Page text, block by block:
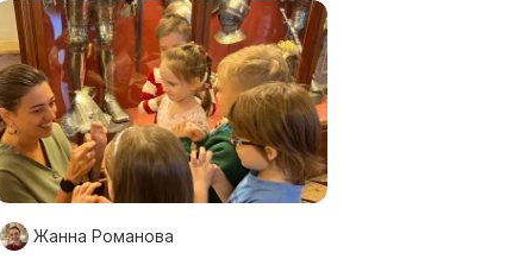
Жанна Романова